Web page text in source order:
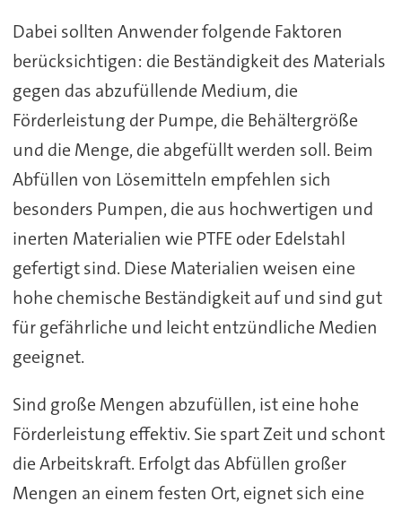
Dabei sollten Anwender folgende Faktoren
berücksichtigen: die Beständigkeit des Materials
gegen das abzufüllende Medium, die
Förderleistung der Pumpe, die Behältergröße
und die Menge, die abgefüllt werden soll. Beim
Abfüllen von Lösemitteln empfehlen sich
besonders Pumpen, die aus hochwertigen und
inerten Materialien wie PTFE oder Edelstahl
gefertigt sind. Diese Materialien weisen eine
hohe chemische Beständigkeit auf und sind gut
für gefährliche und leicht entzündliche Medien
geeignet.
Sind große Mengen abzufüllen, ist eine hohe
Förderleistung effektiv. Sie spart Zeit und schont
die Arbeitskraft. Erfolgt das Abfüllen großer
Mengen an einem festen Ort, eignet sich eine